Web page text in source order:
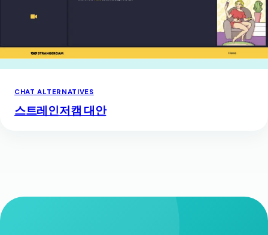
CHAT ALTERNATIVES
스트레인저캠 대안